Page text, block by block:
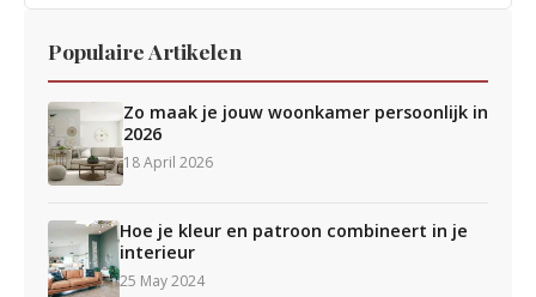
Populaire Artikelen
Zo maak je jouw woonkamer persoonlijk in
2026
18 April 2026
Hoe je kleur en patroon combineert in je
interieur
25 May 2024